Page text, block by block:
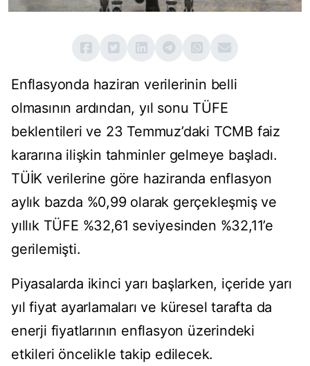
Enflasyonda haziran verilerinin belli
olmasının ardından, yıl sonu TÜFE
beklentileri ve 23 Temmuz’daki TCMB faiz
kararına ilişkin tahminler gelmeye başladı.
TÜİK verilerine göre haziranda enflasyon
aylık bazda %0,99 olarak gerçekleşmiş ve
yıllık TÜFE %32,61 seviyesinden %32,11’e
gerilemişti.
Piyasalarda ikinci yarı başlarken, içeride yarı
yıl fiyat ayarlamaları ve küresel tarafta da
enerji fiyatlarının enflasyon üzerindeki
etkileri öncelikle takip edilecek.